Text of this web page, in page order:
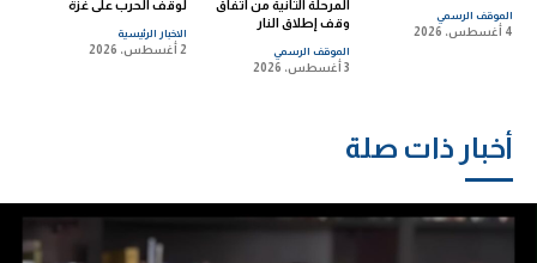
الموقف الرسمي
4 أغسطس، 2026
المرحلة الثانية من اتفاق
وقف إطلاق النار
الموقف الرسمي
3 أغسطس، 2026
لوقف الحرب على غزة
الاخبار الرئيسية
2 أغسطس، 2026
أخبار ذات صلة